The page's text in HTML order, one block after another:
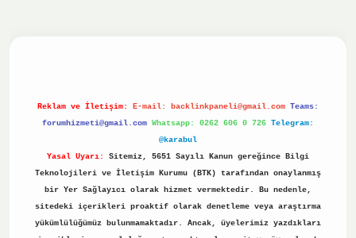
Reklam ve İletişim: E-mail: backlinkpaneli@gmail.com Teams:
forumhizmeti@gmail.com Whatsapp: 0262 606 0 726 Telegram:
@karabul
Yasal Uyarı:
Sitemiz, 5651 Sayılı Kanun gereğince Bilgi
Teknolojileri ve İletişim Kurumu (BTK) tarafından onaylanmış
bir Yer Sağlayıcı olarak hizmet vermektedir. Bu nedenle,
sitedeki içerikleri proaktif olarak denetleme veya araştırma
yükümlülüğümüz bulunmamaktadır. Ancak, üyelerimiz yazdıkları